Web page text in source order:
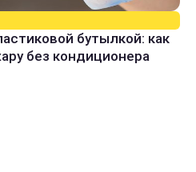
бутылкой: как
без кондиционера